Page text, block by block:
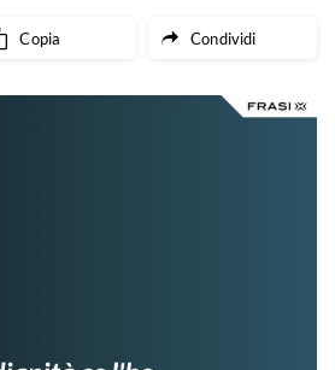
Copia Condividi